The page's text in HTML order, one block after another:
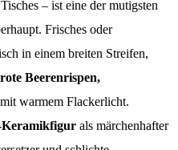
– ist eine der mutigsten
Frisches oder
in einem breiten Streifen,
Beerenrispen,
mit warmem Flackerlicht.
Keramikfigur als märchenhafter